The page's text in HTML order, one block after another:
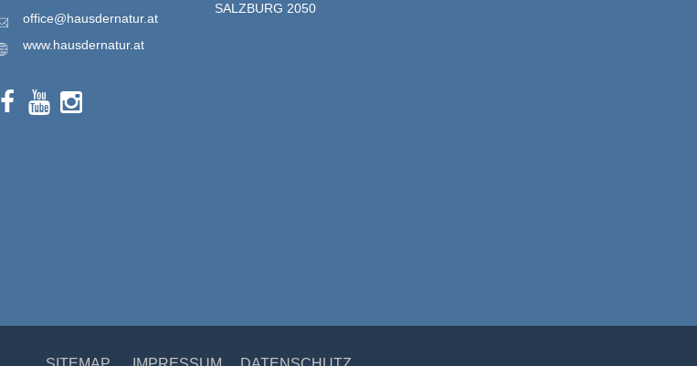
office@hausdernatur.at
www.hausdernatur.at
SALZBURG 2050